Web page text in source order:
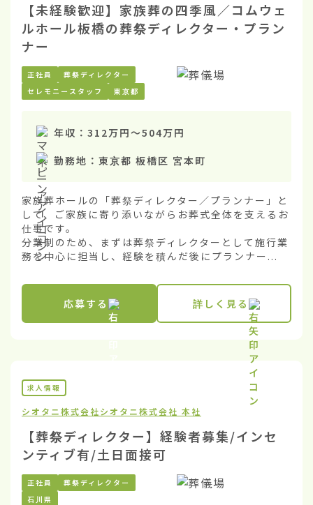
【未経験歓迎】家族葬の四季風／コムウェ
ルホール板橋の葬祭ディレクター・プラン
ナー
正社員
葬祭ディレクター
セレモニースタッフ
東京都
年収： 312万円〜504万円
勤務地： 東京都 板橋区 宮本町
家族葬ホールの「葬祭ディレクター／プランナー」と
して、ご家族に寄り添いながらお葬式全体を支えるお
仕事です。
分業制のため、まずは葬祭ディレクターとして施行業
務を中心に担当し、経験を積んだ後にプランナー...
応募する 詳しく見る
求人情報
シオタニ株式会社シオタニ株式会社 本社
【葬祭ディレクター】経験者募集/インセ
ンティブ有/土日面接可
正社員
葬祭ディレクター
石川県